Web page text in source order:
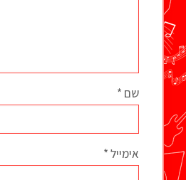
שם *
אימייל*